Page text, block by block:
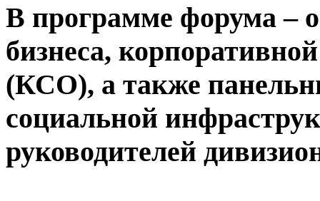
В программе форума –
бизнеса,
(КСО), а также
социальной
руководителей